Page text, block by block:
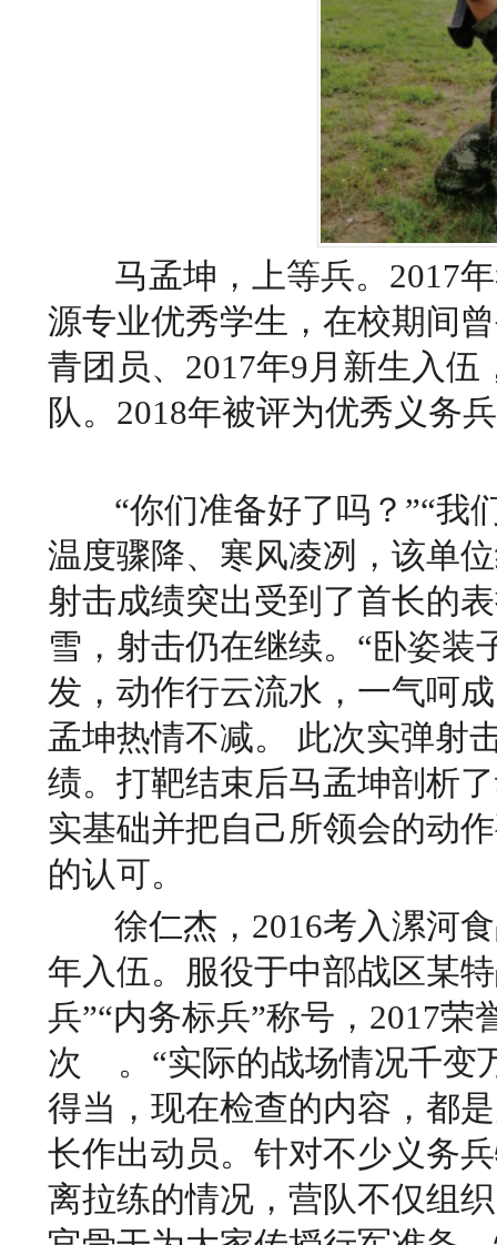
马孟坤，上等兵。2017
源专业优秀学生，在校期间
青团员、2017年9月新生入
队。2018年被评为优
“你们准备好了吗？”“我
温度骤降、寒风凌冽，该单
射击成绩突出受到了首长的
雪，射击仍在继续。 “卧姿装
发，动作行云流水，一气呵
孟坤热情不减。
此次实弹射
绩。打靶结束后马孟坤剖析
实基础并把自己所领会的动
的认可。
徐仁杰，2016考入漯河
年入伍。服役于中部战区某
兵”“内务标兵”称号，2017
次 。 “实际的战场情况千变
得当，现在检查的内容，都
长作出动员。 针对不少义务
离拉练的情况，营队不仅组